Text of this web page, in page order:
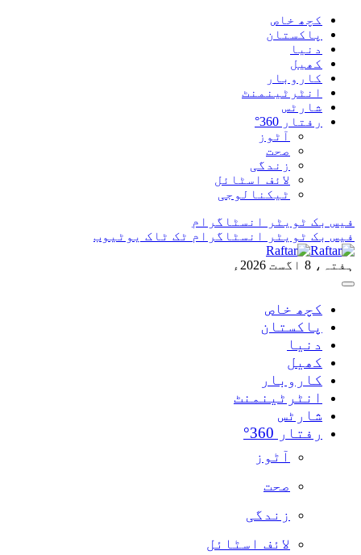
کچھ خاص
پاکستان
دنیا
کھیل
کاروبار
انٹرٹینمنٹ
شارٹس
رفتار 360°
آٹوز
صحت
زندگی
لائف اسٹائل
ٹیکنالوجی
فیس بک ٹویٹر
انسٹاگرام
فیس بک ٹویٹر انسٹاگرام ٹک ٹاک یوٹیوب
ہفتہ، 8 اگست 2026ء
کچھ خاص
پاکستان
دنیا
کھیل
کاروبار
انٹرٹینمنٹ
شارٹس
رفتار 360°
آٹوز
صحت
زندگی
لائف اسٹائل